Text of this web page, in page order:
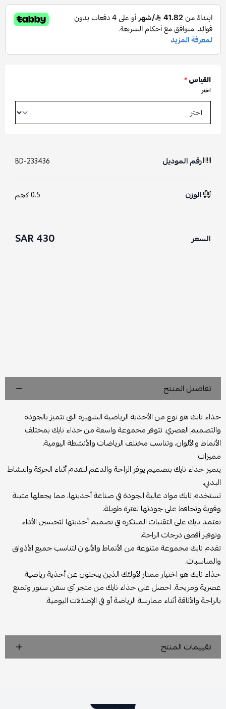
القياس*
اختر
رقم الموديل BD-233436
الوزن 0.5 كجم
السعر 430 SAR
تفاصيل المنتج
حذاء نايك هو نوع من الأحذية الرياضية الشهيرة التي تتميز بالجودة
والتصميم العصري. تتوفر مجموعة واسعة من حذاء نايك بمختلف
الأنماط والألوان، وتناسب مختلف الرياضات والأنشطة اليومية.
مميزات
يتميز حذاء نايك بتصميم يوفر الراحة والدعم للقدم أثناء الحركة والنشاط
البدني.
تستخدم نايك مواد عالية الجودة في صناعة أحذيتها، مما يجعلها متينة
وقوية وتحافظ على جودتها لفترة طويلة.
تعتمد نايك على التقنيات المبتكرة في تصميم أحذيتها لتحسين الأداء
وتوفير أقصى درجات الراحة.
تقدم نايك مجموعة متنوعة من الأنماط والألوان لتناسب جميع الأذواق
والمناسبات.
حذاء نايك هو اختيار ممتاز لأولئك الذين يبحثون عن أحذية رياضية
عصرية ومريحة. احصل على حذاء نايك من متجر آي سفن ستور وتمتع
بالراحة والأناقة أثناء ممارسة الرياضة أو في الإطلالات اليومية.
تقييمات المنتج